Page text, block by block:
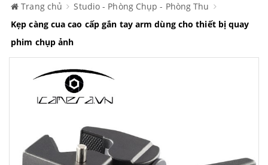
Trang chủ
Studio - Phòng Chụp - Phòng Thu
Kẹp càng cua cao cấp gắn tay arm dùng cho thiết bị quay
phim chụp ảnh